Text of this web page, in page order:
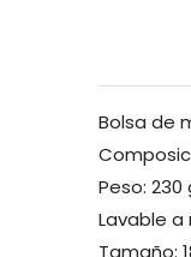
Bolsa de
Peso:
Lavable a
Tamaño: